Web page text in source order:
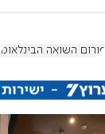
פורום השואה הבינלאומי